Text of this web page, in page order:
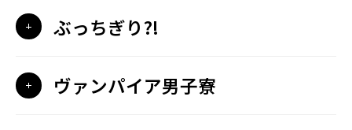
ぶっちぎり?!
ヴァンパイア男子寮